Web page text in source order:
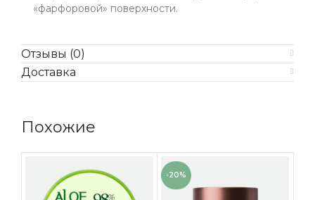
«фарфоровой» поверхности.
Отзывы (0)
Доставка
Похожие
-20%